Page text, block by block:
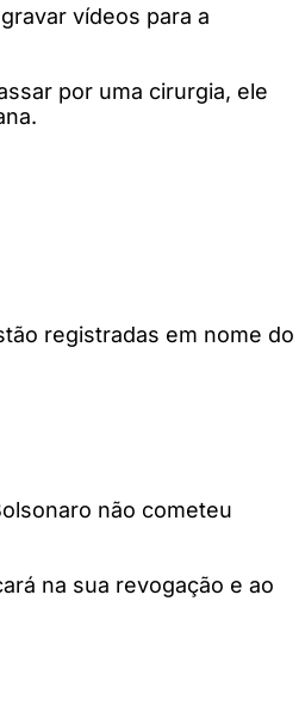
vídeos para a
por uma cirurgia, ele
registradas em nome do
não cometeu
na sua revogação e ao